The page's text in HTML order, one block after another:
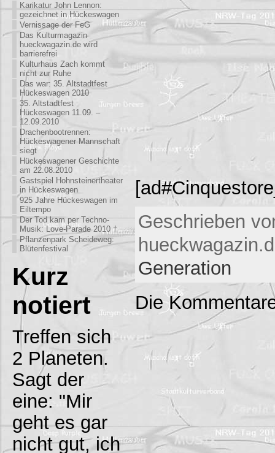
Karikatur John Lennon:
gezeichnet in Hückeswagen
Vernissage der FeG
Das Kulturmagazin
hueckwagazin.de wird
barrierefrei
Kulturhaus Zach kommt
nicht zur Ruhe
Das war: 35. Altstadtfest
Hückeswagen 2010
35. Altstadtfest
Hückeswagen 11.09. –
12.09.2010
Drachenbootrennen:
Hückeswagener Mannschaft
siegt
Hückeswagener Geschichte
am 22.08.2010
Gastspiel Hohnsteinertheater
in Hückeswagen
925 Jahre Hückeswagen im
Eiltempo
Der Tod kam per Techno-
Musik: Love-Parade 2010 †
Pflanzenpark Scheideweg:
Blütenfestival
Kurz
notiert
Treffen sich
2 Planeten.
Sagt der
eine: "Mir
geht es gar
nicht gut, ich
Geschrieben
Generation
Die